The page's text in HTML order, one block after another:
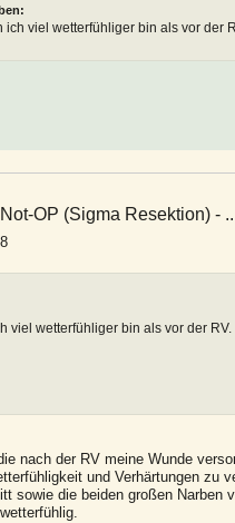
viel wetterfühliger bin als vor der
OP (Sigma Resektion) -
viel wetterfühliger bin als vor der RV.
nach der RV meine Wunde
und Verhärtungen zu
sowie die beiden großen Narben